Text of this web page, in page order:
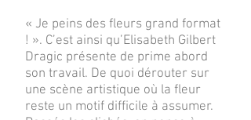
« Je peins des fleurs grand format
! ». C’est ainsi qu’Elisabeth Gilbert
Dragic présente de prime abord
son travail. De quoi dérouter sur
une scène artistique où la fleur
reste un motif difficile à assumer.